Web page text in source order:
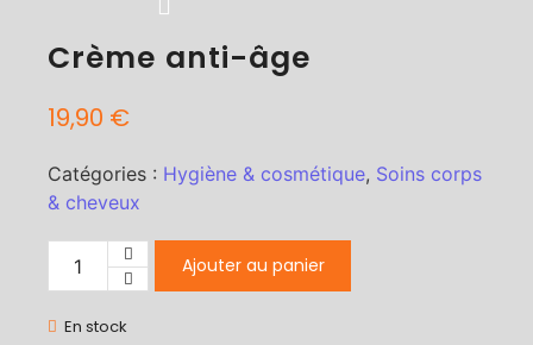
Crème anti-âge
19,90 €
Catégories : Hygiène & cosmétique, Soins corps
& cheveux
Ajouter au panier
En stock